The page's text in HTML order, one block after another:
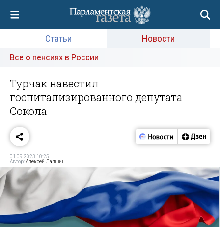
Статьи
Новости
Все о пенсиях в России
Турчак навестил
госпитализированного депутата
Сокола
01.09.2023 10:25
Автор:Алексей Лапшин